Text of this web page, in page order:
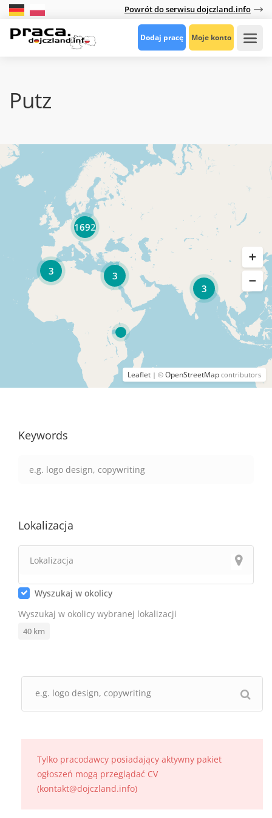
Powrót do serwisu dojczland.info
Dodaj pracę Moje konto
Putz
3
3
3
1692
Leaflet | © OpenStreetMap contributors
Keywords
Lokalizacja
Wyszukaj w okolicy
Wyszukaj w okolicy wybranej lokalizacji
40 km
Tylko pracodawcy posiadający aktywny pakiet
ogłoszeń mogą przeglądać CV
(kontakt@dojczland.info)